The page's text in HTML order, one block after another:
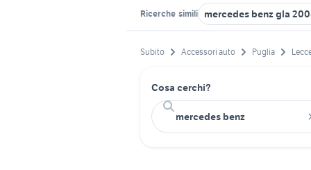
Ricerche simili mercedes benz gla
Subito Accessori auto Puglia
Cosa cerchi?